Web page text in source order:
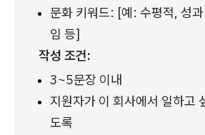
문화 키워드: [예: 수평적, 성
임 등]
작성 조건:
3~5문장 이내
지원자가 이 회사에서 일하고
도록